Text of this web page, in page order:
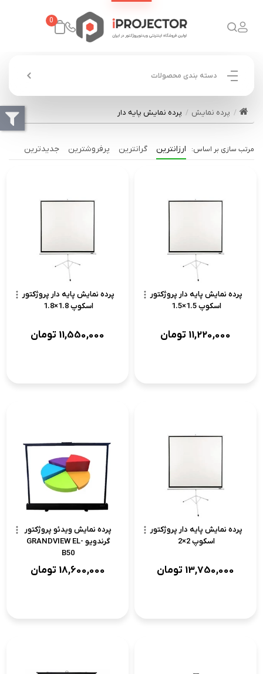
0
دسته بندی محصولات
پرده نمایش پرده نمایش پایه دار
ارزانترین گرانترین پرفروشترین جدیدترین
پرده نمایش پایه دار پروژکتور
اسکوپ 1.5×1.5
11,220,000 تومان
پرده نمایش پایه دار پروژکتور
اسکوپ 1.8×1.8
11,550,000 تومان
پرده نمایش پایه دار پروژکتور
اسکوپ 2×2
13,750,000 تومان
پرده نمایش ویدئو پروژکتور
گرندویو GRANDVIEW EL-
B50
18,600,000 تومان